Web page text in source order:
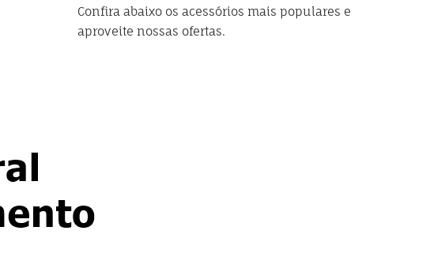
Confira abaixo os acessórios mais populares e
aproveite nossas ofertas.